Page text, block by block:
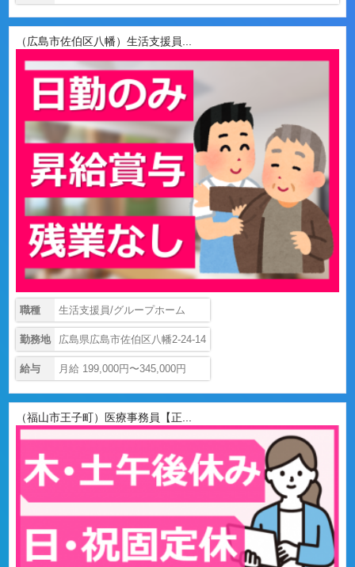
（広島市佐伯区八幡）生活支援員...
職種 生活支援員/グループホーム
勤務地 広島県広島市佐伯区八幡2-24-14
給与 月給 199,000円〜345,000円
（福山市王子町）医療事務員【正...